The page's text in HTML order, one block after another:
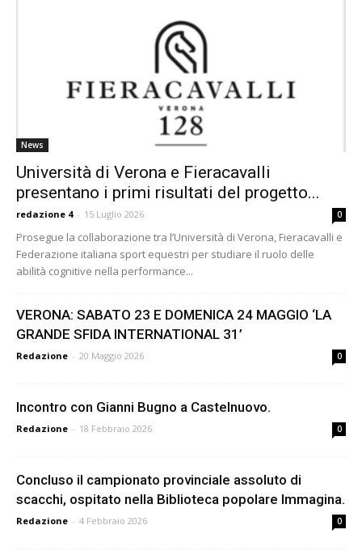
News
Università di Verona e Fieracavalli
presentano i primi risultati del progetto...
redazione 4 - 15 Luglio 2026 0
Prosegue la collaborazione tra l’Università di Verona, Fieracavalli e
Federazione italiana sport equestri per studiare il ruolo delle
abilità cognitive nella performance...
VERONA: SABATO 23 E DOMENICA 24 MAGGIO ‘LA
GRANDE SFIDA INTERNATIONAL 31’
Redazione - 20 Maggio 2026 0
Incontro con Gianni Bugno a Castelnuovo.
Redazione - 18 Febbraio 2026 0
Concluso il campionato provinciale assoluto di
scacchi, ospitato nella Biblioteca popolare Immagina.
Redazione - 4 Febbraio 2026 0